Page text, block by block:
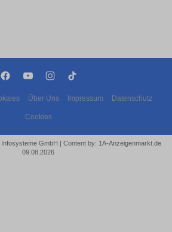
Über Uns Impressum Datenschutz
Cookies
GmbH | Content by: 1A-Anzeigenmarkt.de
09.08.2026